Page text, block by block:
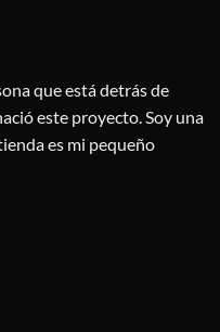
que está detrás de
este proyecto. Soy una
es mi pequeño